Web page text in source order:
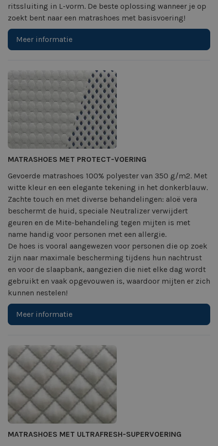
ritssluiting in L-vorm. De beste oplossing wanneer je op
zoekt bent naar een matrashoes met basisvoering!
Meer informatie
MATRASHOES MET PROTECT-VOERING
Gevoerde matrashoes 100% polyester van 350 g/m2. Met
witte kleur en een elegante tekening in het donkerblauw.
Zachte touch en met diverse behandelingen: aloë vera
beschermt de huid, speciale Neutralizer verwijdert
geuren en de Mite-behandeling tegen mijten is met
name handig voor personen met een allergie.
De hoes is vooral aangewezen voor personen die op zoek
zijn naar maximale bescherming tijdens hun nachtrust
en voor de slaapbank, aangezien die niet elke dag wordt
gebruikt en vaak opgevouwen is, waardoor mijten er zich
kunnen nestelen!
Meer informatie
MATRASHOES MET ULTRAFRESH-SUPERVOERING